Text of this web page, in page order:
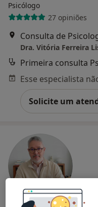
Psicólogo
27 opiniões
Consulta de
Dra. Vitória Ferreira
Primeira consulta
Solicite um